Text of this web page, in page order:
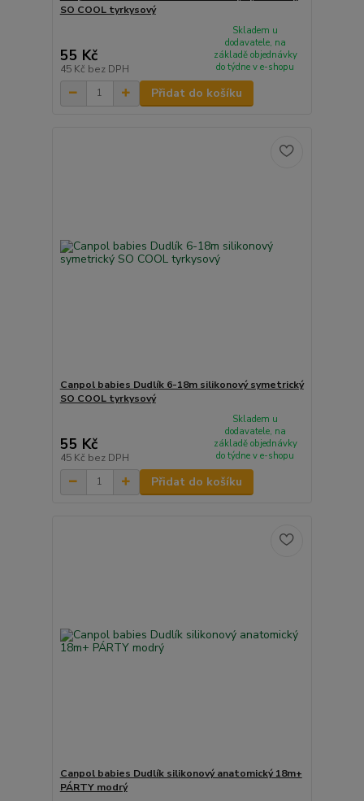
SO COOL tyrkysový
55 Kč
45 Kč bez DPH
Skladem u
dodavatele, na
základě objednávky
do týdne v e-shopu
Přidat do košíku
Canpol babies Dudlík 6-18m silikonový symetrický
SO COOL tyrkysový
55 Kč
45 Kč bez DPH
Skladem u
dodavatele, na
základě objednávky
do týdne v e-shopu
Přidat do košíku
Canpol babies Dudlík silikonový anatomický 18m+
PÁRTY modrý